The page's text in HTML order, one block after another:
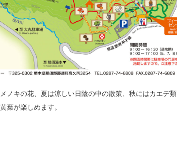
ノキの花、夏は涼しい日陰の中の散策、秋にはカエデ類
葉が楽しめます。